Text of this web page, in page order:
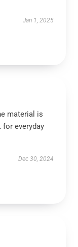
Jan 1, 2025
material is
everyday
Dec 30, 2024